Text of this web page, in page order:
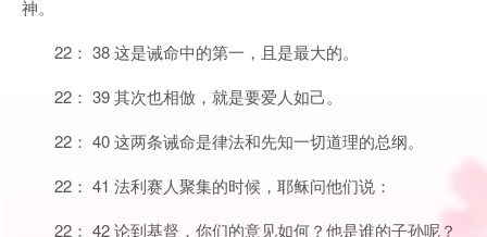
神。
22： 38 这是诫命中的第一，且是最大的。
22： 39 其次也相倣，就是要爱人如己。
22： 40 这两条诫命是律法和先知一切道理的总纲。
22： 41 法利赛人聚集的时候，耶稣问他们说：
22： 42 论到基督，你们的意见如何？他是谁的子孙呢？